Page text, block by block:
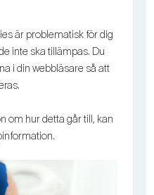
är problematisk för dig
inte ska tillämpas. Du
i din webbläsare så att
om hur detta går till, kan